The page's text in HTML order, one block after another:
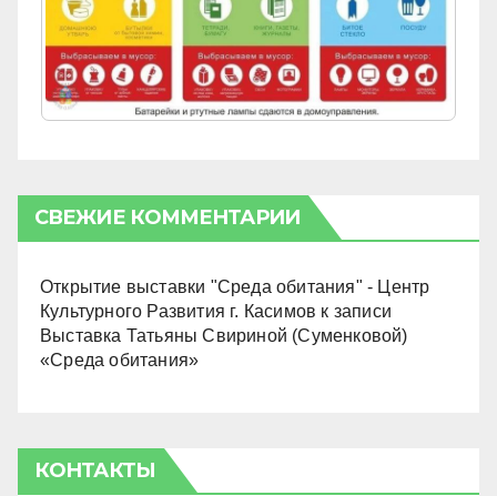
СВЕЖИЕ КОММЕНТАРИИ
Открытие выставки "Среда обитания" - Центр
Культурного Развития г. Касимов к записи
Выставка Татьяны Свириной (Суменковой)
«Среда обитания»
КОНТАКТЫ